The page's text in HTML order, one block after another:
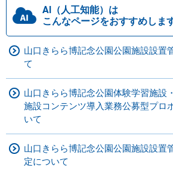
AI（人工知能）は
こんなページをおすすめしま
山口きらら博記念公園公園施設設置
て
山口きらら博記念公園体験学習施設
施設コンテンツ導入業務公募型プロ
いて
山口きらら博記念公園公園施設設置
定について